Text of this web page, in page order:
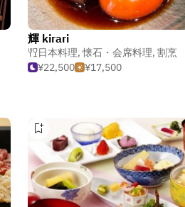
輝 kirari
日本料理,懐石・会席料理, 割烹
¥22,500
¥17,500